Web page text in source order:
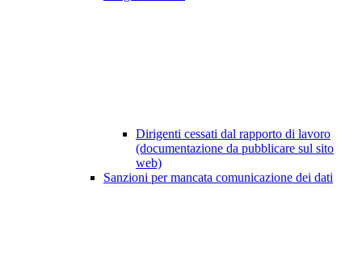
Dirigenti cessati dal rapporto di lavoro
(documentazione da pubblicare sul sito
web)
Sanzioni per mancata comunicazione dei dati